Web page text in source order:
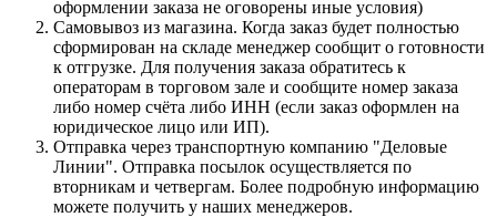
оформлении заказа не оговорены иные условия)
Самовывоз из магазина. Когда заказ будет полностью
сформирован на складе менеджер сообщит о готовности
к отгрузке. Для получения заказа обратитесь к
операторам в торговом зале и сообщите номер заказа
либо номер счёта либо ИНН (если заказ оформлен на
юридическое лицо или ИП).
Отправка через транспортную компанию "Деловые
Линии". Отправка посылок осуществляется по
вторникам и четвергам. Более подробную информацию
можете получить у наших менеджеров.